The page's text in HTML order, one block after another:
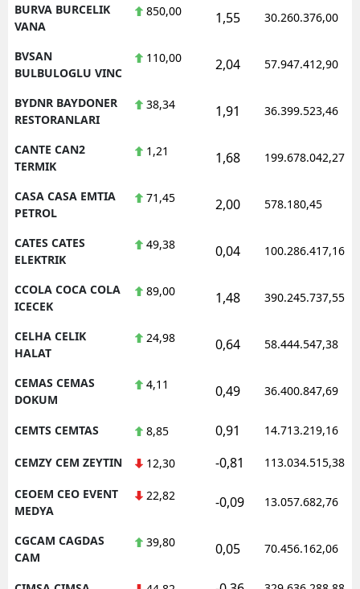
BURVA BURCELIK
VANA
850,00 1,55 30.260.376,00
BVSAN
BULBULOGLU VINC
110,00 2,04 57.947.412,90
BYDNR BAYDONER
RESTORANLARI
38,34 1,91 36.399.523,46
CANTE CAN2
TERMIK
1,21 1,68 199.678.042,27
CASA CASA EMTIA
PETROL
71,45 2,00 578.180,45
CATES CATES
ELEKTRIK
49,38 0,04 100.286.417,16
CCOLA COCA COLA
ICECEK
89,00 1,48 390.245.737,55
CELHA CELIK
HALAT
24,98 0,64 58.444.547,38
CEMAS CEMAS
DOKUM
4,11 0,49 36.400.847,69
CEMTS CEMTAS 8,85 0,91 14.713.219,16
CEMZY CEM ZEYTIN 12,30 -0,81 113.034.515,38
CEOEM CEO EVENT
MEDYA
22,82 -0,09 13.057.682,76
CGCAM CAGDAS
CAM
39,80 0,05 70.456.162,06